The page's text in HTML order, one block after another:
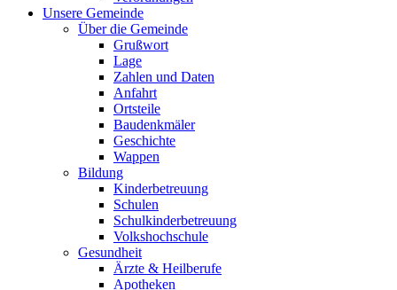
Unsere Gemeinde
Über die Gemeinde
Grußwort
Lage
Zahlen und Daten
Anfahrt
Ortsteile
Baudenkmäler
Geschichte
Wappen
Bildung
Kinderbetreuung
Schulen
Schulkinderbetreuung
Volkshochschule
Gesundheit
Ärzte & Heilberufe
Apotheken